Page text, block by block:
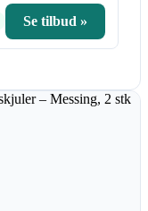
Se tilbud »